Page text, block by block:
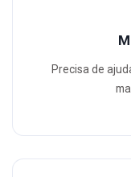
Precisa de